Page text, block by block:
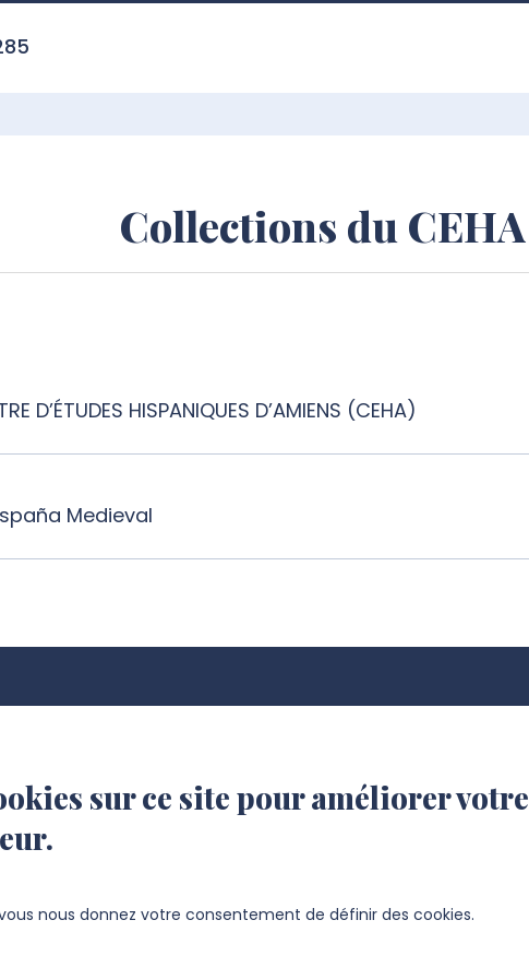
Collections du CEHA
D’ÉTUDES HISPANIQUES D’AMIENS (CEHA)
Medieval
sur ce site pour améliorer votre
nous donnez votre consentement de définir des cookies.